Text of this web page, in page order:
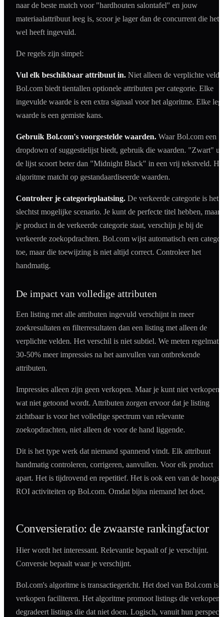
naar de beste match voor "hardhouten salontafel" en jouw
materiaalattribuut leeg is, scoor je lager dan de concurrent die het
wel heeft ingevuld.
De regels zijn simpel:
Vul elk beschikbaar attribuut in. Niet alleen de verplichte
Bol.com biedt tientallen optionele attributen per categorie. Elke
ingevulde waarde is een extra signaal voor het algoritme. Elke
waarde is een gemiste kans.
Gebruik Bol.com's voorgestelde waarden. Waar Bol.com een
dropdown of suggestielijst biedt, gebruik die waarden. "Zwart"
de lijst scoort beter dan "Midnight Black" in een vrij tekstveld.
algoritme matcht op gestandaardiseerde waarden.
Controleer je categorieplaatsing. De verkeerde categorie is het
slechtst mogelijke scenario. Je kunt de perfecte titel hebben, maar
je product in de verkeerde categorie staat, verschijn je bij de
verkeerde zoekopdrachten. Bol.com wijst automatisch een
toe, maar die toewijzing is niet altijd correct. Controleer het
handmatig.
De impact van volledige attributen
Een listing met alle attributen ingevuld verschijnt in meer
zoekresultaten en filterresultaten dan een listing met alleen de
verplichte velden. Het verschil is niet subtiel. We meten
30-50% meer impressies na het aanvullen van ontbrekende
attributen.
Impressies alleen zijn geen verkopen. Maar je kunt niet verkopen
wat niet getoond wordt. Attributen zorgen ervoor dat je listing
zichtbaar is voor het volledige spectrum van relevante
zoekopdrachten, niet alleen de voor de hand liggende.
Dit is het type werk dat niemand spannend vindt. Elk attribuut
handmatig controleren, corrigeren, aanvullen. Voor elk product
apart. Het is tijdrovend en repetitief. Het is ook een van de
ROI activiteiten op Bol.com. Omdat bijna niemand het doet.
Conversieratio: de zwaarste rankingfactor
Hier wordt het interessant. Relevantie bepaalt of je verschijnt.
Conversie bepaalt waar je verschijnt.
Bol.com's algoritme is transactiegericht. Het doel van Bol.com is
verkopen faciliteren. Het algoritme promoot listings die verkopen
degradeert listings die dat niet doen. Logisch, vanuit hun